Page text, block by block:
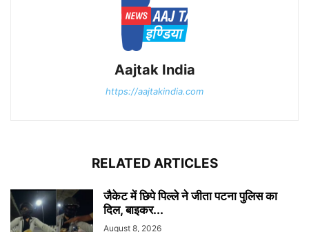
Aajtak India
https://aajtakindia.com
RELATED ARTICLES
जैकेट में छिपे पिल्ले ने जीता पटना पुलिस का
दिल, बाइकर...
August 8, 2026